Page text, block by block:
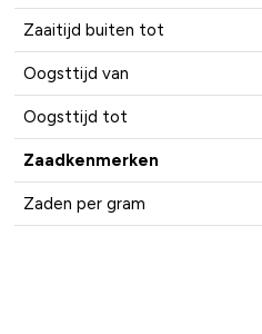
Zaaitijd buiten tot
Oogsttijd van
Oogsttijd tot
Zaadkenmerken
Zaden per gram